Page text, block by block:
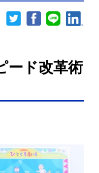
ード改革術